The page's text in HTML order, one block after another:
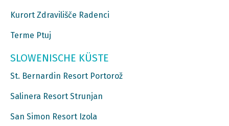
Kurort Zdravilišče Radenci
Terme Ptuj
SLOWENISCHE KÜSTE
St. Bernardin Resort Portorož
Salinera Resort Strunjan
San Simon Resort Izola